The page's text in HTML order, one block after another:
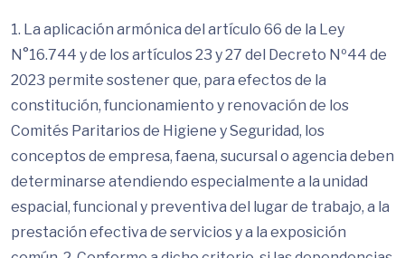
1. La aplicación armónica del artículo 66 de la Ley
N°16.744 y de los artículos 23 y 27 del Decreto Nº44 de
2023 permite sostener que, para efectos de la
constitución, funcionamiento y renovación de los
Comités Paritarios de Higiene y Seguridad, los
conceptos de empresa, faena, sucursal o agencia deben
determinarse atendiendo especialmente a la unidad
espacial, funcional y preventiva del lugar de trabajo, a la
prestación efectiva de servicios y a la exposición